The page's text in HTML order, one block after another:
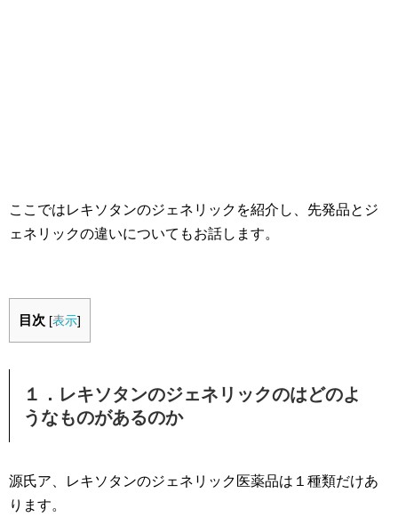
ここではレキソタンのジェネリックを紹介し、先発品とジ
ェネリックの違いについてもお話します。
目次 [表示]
１．レキソタンのジェネリックのはどのよ
うなものがあるのか
源氏ア、レキソタンのジェネリック医薬品は１種類だけあ
ります。